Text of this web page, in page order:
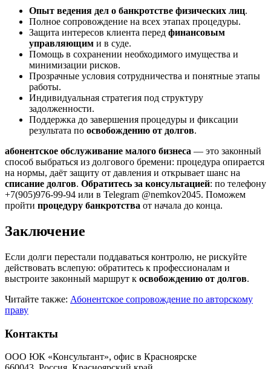
Опыт ведения дел о банкротстве физических лиц.
Полное сопровождение на всех этапах процедуры.
Защита интересов клиента перед финансовым
управляющим и в суде.
Помощь в сохранении необходимого имущества и
минимизации рисков.
Прозрачные условия сотрудничества и понятные этапы
работы.
Индивидуальная стратегия под структуру
задолженности.
Поддержка до завершения процедуры и фиксации
результата по освобождению от долгов.
абонентское обслуживание малого бизнеса — это законный
способ выбраться из долгового бремени: процедура опирается
на нормы, даёт защиту от давления и открывает шанс на
списание долгов. Обратитесь за консультацией: по телефону
+7(905)976-99-94 или в Telegram @nemkov2045. Поможем
пройти процедуру банкротства от начала до конца.
Заключение
Если долги перестали поддаваться контролю, не рискуйте
действовать вслепую: обратитесь к профессионалам и
выстроите законный маршрут к освобождению от долгов.
Читайте также: Абонентское сопровождение по авторскому
праву
Контакты
ООО ЮК «Консультант», офис в Красноярске